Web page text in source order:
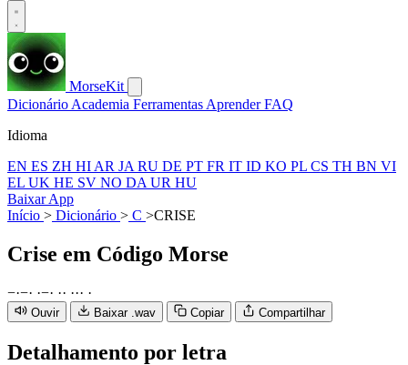
MorseKit
Dicionário Academia Ferramentas AprenderFAQ
Idioma
EN ES ZH HI AR JA RU DE PT FR IT ID KO PL CS TH BN VI
EL UK HE SV NO DA UR HU
Baixar App
Início > Dicionário > C >CRISE
Crise em Código Morse
−·−· ·−· ·· ··· ·
Ouvir Baixar .wav Copiar Compartilhar
Detalhamento por letra